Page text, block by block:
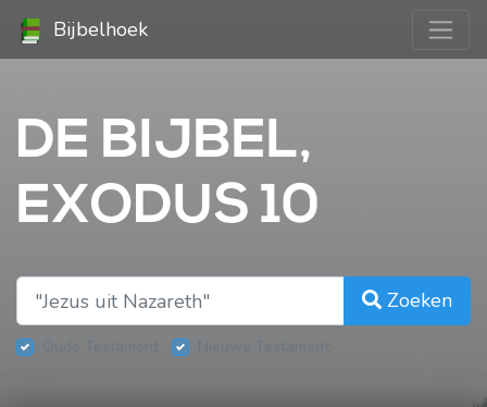
Bijbelhoek
DE BIJBEL,
EXODUS 10
Zoeken